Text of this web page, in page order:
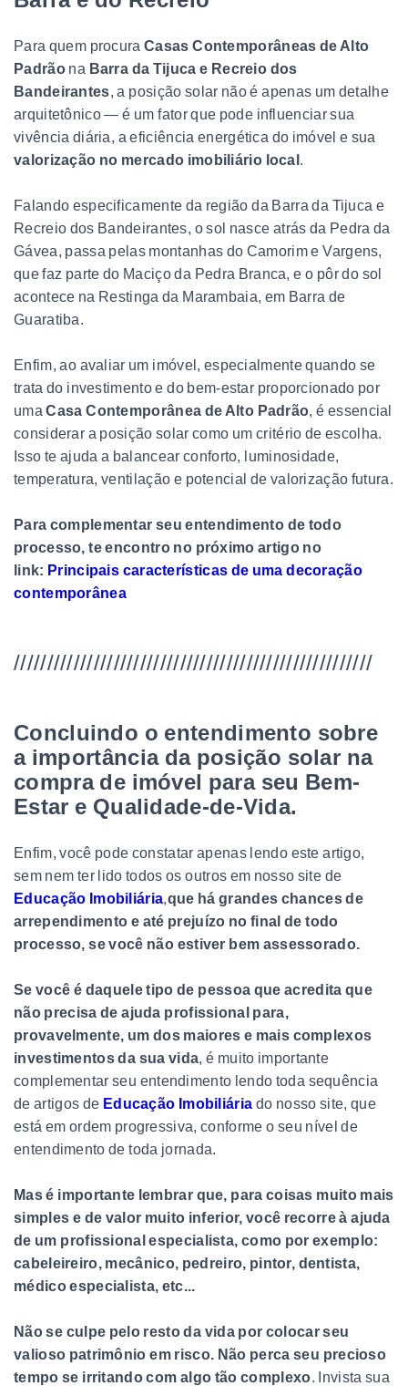
Para quem procuraCasas Contemporâneas de Alto
Padrãona Barra da Tijuca e Recreio dos
Bandeirantes, a posição solar não é apenas um detalhe
arquitetônico — é um fator que pode influenciar sua
vivência diária, a eficiência energética do imóvel e sua
valorização no mercado imobiliário local .
Falando especificamente da região da Barra da Tijuca e
Recreio dos Bandeirantes, o sol nasce atrás da Pedra da
Gávea, passa pelas montanhas do Camorim e Vargens,
que faz parte do Maciço da Pedra Branca, e o pôr do sol
acontece na Restinga da Marambaia, em Barra de
Guaratiba.
Enfim, ao avaliar um imóvel, especialmente quando se
trata do investimento e do bem-estar proporcionado por
umaCasa Contemporânea de Alto Padrão, é essencial
considerar a posição solar como um critério de escolha.
Isso te ajuda a balancear conforto, luminosidade,
temperatura, ventilação e potencial de valorização futura.
Para complementar seu entendimento de todo
processo, te encontro no próximo artigo no
link: Principais características de uma decoração
contemporânea
//////////////////////////////////////////////////////
Concluindo o entendimento sobre
a importância da posição solar na
compra de imóvel para seu Bem-
Estar e Qualidade-de-Vida.
Enfim, você pode constatar apenas lendo este artigo,
sem nem ter lido todos os outros em nosso site de
Educação Imobiliária,que há grandes chances de
arrependimento e até prejuízo no final de todo
processo, se você não estiver bem assessorado.
Se você é daquele tipo de pessoa que acredita que
não precisa de ajuda profissional para,
provavelmente, um dos maiores e mais complexos
investimentos da sua vida, é muito importante
complementar seu entendimento lendo toda sequência
de artigos de Educação Imobiliária do nosso site, que
está em ordem progressiva, conforme o seu nível de
entendimento de toda jornada.
Mas é importante lembrar que, para coisas muito mais
simples e de valor muito inferior, você recorre à ajuda
de um profissional especialista, como por exemplo:
cabeleireiro, mecânico, pedreiro, pintor, dentista,
médico especialista, etc...
Não se culpe pelo resto da vida por colocar seu
valioso patrimônio em risco. Não perca seu precioso
tempo se irritando com algo tão complexo. Invista sua